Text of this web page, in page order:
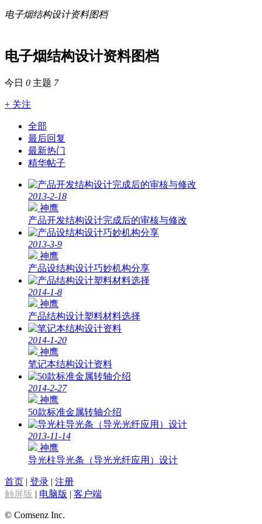
电子烟结构设计资料图档
电子烟结构设计资料图档
今日 0 主题 7
+ 关注
全部
最后回复
最新热门
精华帖子
2013-2-18
神鹰
产品开发结构设计完成后的审核与修改
2013-3-9
神鹰
产品设结构设计巧妙机构分享
2014-1-8
神鹰
产品结构设计塑料材料选择
2014-1-20
神鹰
笔记本结构设计资料
2014-2-27
神鹰
50款标准金属转轴介绍
2013-11-14
神鹰
导光柱导光条（导光光纤应用）设计
首页 | 登录 | 注册
触屏版 | 电脑版 | 客户端
© Comsenz Inc.